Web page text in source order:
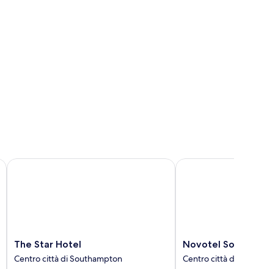
The
Star
Hotel
The Star Hotel
Centro città di Southampton
The Star Hotel
Novotel
Southampton
Centro
Novotel
Centro città di
Novotel Southampton